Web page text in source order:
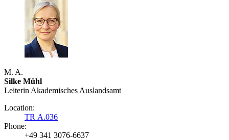
M. A.
Silke Mühl
Leiterin Akademisches Auslandsamt
Location:
TR A.036
Phone:
+49 341 3076-6637